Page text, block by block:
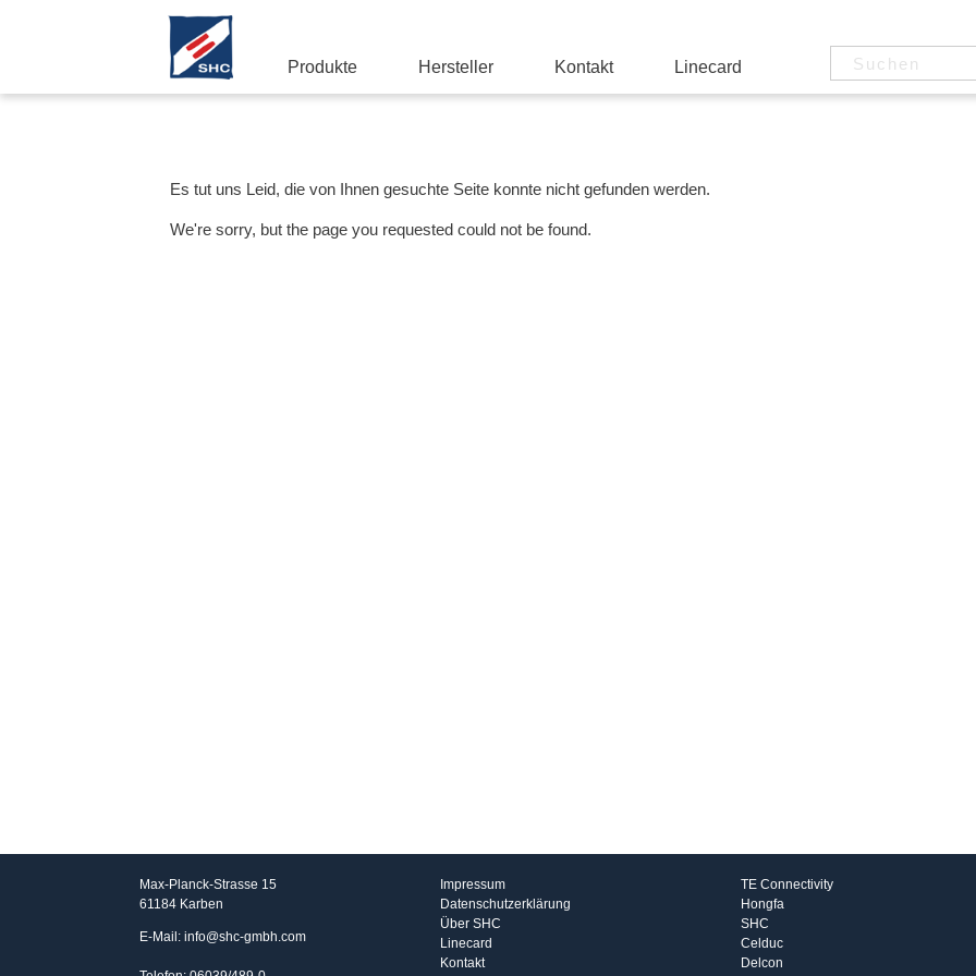
Produkte Hersteller Kontakt Linecard
Es tut uns Leid, die von Ihnen gesuchte Seite konnte nicht gefunden werden.
We're sorry, but the page you requested could not be found.
Max-Planck-Strasse 15
61184 Karben
E-Mail: info@shc-gmbh.com
Impressum
Datenschutzerklärung
Über SHC
Linecard
Kontakt
TE Connectivity
Hongfa
SHC
Celduc
Delcon